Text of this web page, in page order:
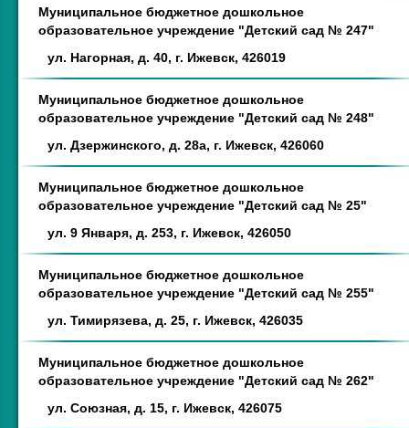
Муниципальное бюджетное дошкольное
образовательное учреждение "Детский сад № 247"
ул. Нагорная, д. 40, г. Ижевск, 426019
Муниципальное бюджетное дошкольное
образовательное учреждение "Детский сад № 248"
ул. Дзержинского, д. 28а, г. Ижевск, 426060
Муниципальное бюджетное дошкольное
образовательное учреждение "Детский сад № 25"
ул. 9 Января, д. 253, г. Ижевск, 426050
Муниципальное бюджетное дошкольное
образовательное учреждение "Детский сад № 255"
ул. Тимирязева, д. 25, г. Ижевск, 426035
Муниципальное бюджетное дошкольное
образовательное учреждение "Детский сад № 262"
ул. Союзная, д. 15, г. Ижевск, 426075